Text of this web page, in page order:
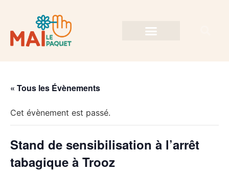
« Tous les Évènements
Cet évènement est passé.
Stand de sensibilisation à l’arrêt
tabagique à Trooz